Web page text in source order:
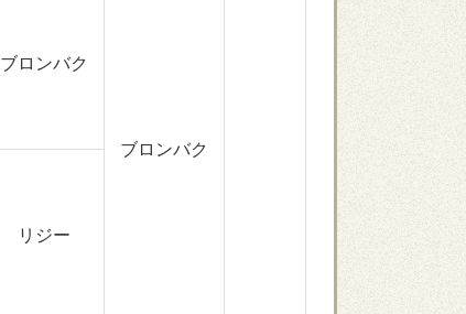
ブロンバク
ブロンバク
リジー